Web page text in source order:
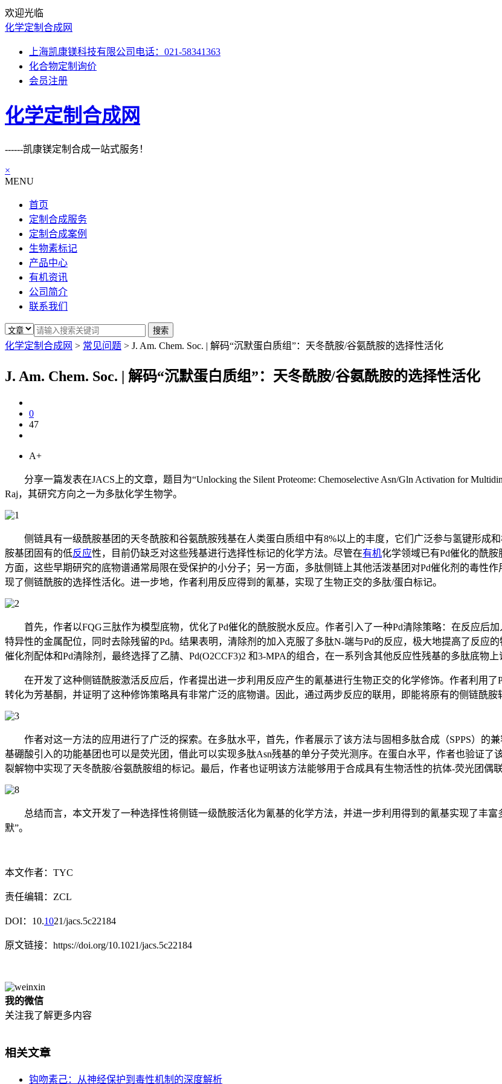
欢迎光临
化学定制合成网
上海凯康镁科技有限公司电话：021-58341363
化合物定制询价
会员注册
化学定制合成网
------凯康镁定制合成一站式服务！
×
MENU
首页
定制合成服务
定制合成案例
生物素标记
产品中心
有机资讯
公司简介
联系我们
化学定制合成网 > 常见问题 > J. Am. Chem. Soc. | 解码“沉默蛋白质组”：天冬酰胺/谷氨酰胺的选择性活化
J. Am. Chem. Soc. | 解码“沉默蛋白质组”：天冬酰胺/谷氨酰胺的选择性活化
0
47
A+
分享一篇发表在JACS上的文章，题目为“Unlocking the Silent Proteome: Chemoselective Asn/Gln Activation for
Raj，其研究方向之一为多肽化学生物学。
侧链具有一级酰胺基团的天冬酰胺和谷氨酰胺残基在人类蛋白质组中有8%以上的丰度，它们广泛参与氢键形成
胺基团固有的低反应性，目前仍缺乏对这些残基进行选择性标记的化学方法。尽管在有机化学领域已有Pd催化的酰
方面，这些早期研究的底物谱通常局限在受保护的小分子；另一方面，多肽侧链上其他活泼基团对Pd催化剂的毒性
现了侧链酰胺的选择性活化。进一步地，作者利用反应得到的氰基，实现了生物正交的多肽/蛋白标记。
首先，作者以FQG三肽作为模型底物，优化了Pd催化的酰胺脱水反应。作者引入了一种Pd清除策略：在反应后加
特异性的金属配位，同时去除残留的Pd。结果表明，清除剂的加入克服了多肽N-端与Pd的反应，极大地提高了反应
催化剂配体和Pd清除剂，最终选择了乙腈、Pd(O2CCF3)2 和3-MPA的组合，在一系列含其他反应性残基的多肽底物
在开发了这种侧链酰胺激活反应后，作者提出进一步利用反应产生的氰基进行生物正交的化学修饰。作者利用了
转化为芳基酮，并证明了这种修饰策略具有非常广泛的底物谱。因此，通过两步反应的联用，即能将原有的侧链酰胺
作者对这一方法的应用进行了广泛的探索。在多肽水平，首先，作者展示了该方法与固相多肽合成（SPPS）的
基硼酸引入的功能基团也可以是荧光团，借此可以实现多肽Asn残基的单分子荧光测序。在蛋白水平，作者也验证了
裂解物中实现了天冬酰胺/谷氨酰胺组的标记。最后，作者也证明该方法能够用于合成具有生物活性的抗体-荧光团偶联
总结而言，本文开发了一种选择性将侧链一级酰胺活化为氰基的化学方法，并进一步利用得到的氰基实现了丰
默”。
本文作者：TYC
责任编辑：ZCL
DOI：10.1021/jacs.5c22184
原文链接：https://doi.org/10.1021/jacs.5c22184
我的微信
关注我了解更多内容
相关文章
钩吻素己：从神经保护到毒性机制的深度解析